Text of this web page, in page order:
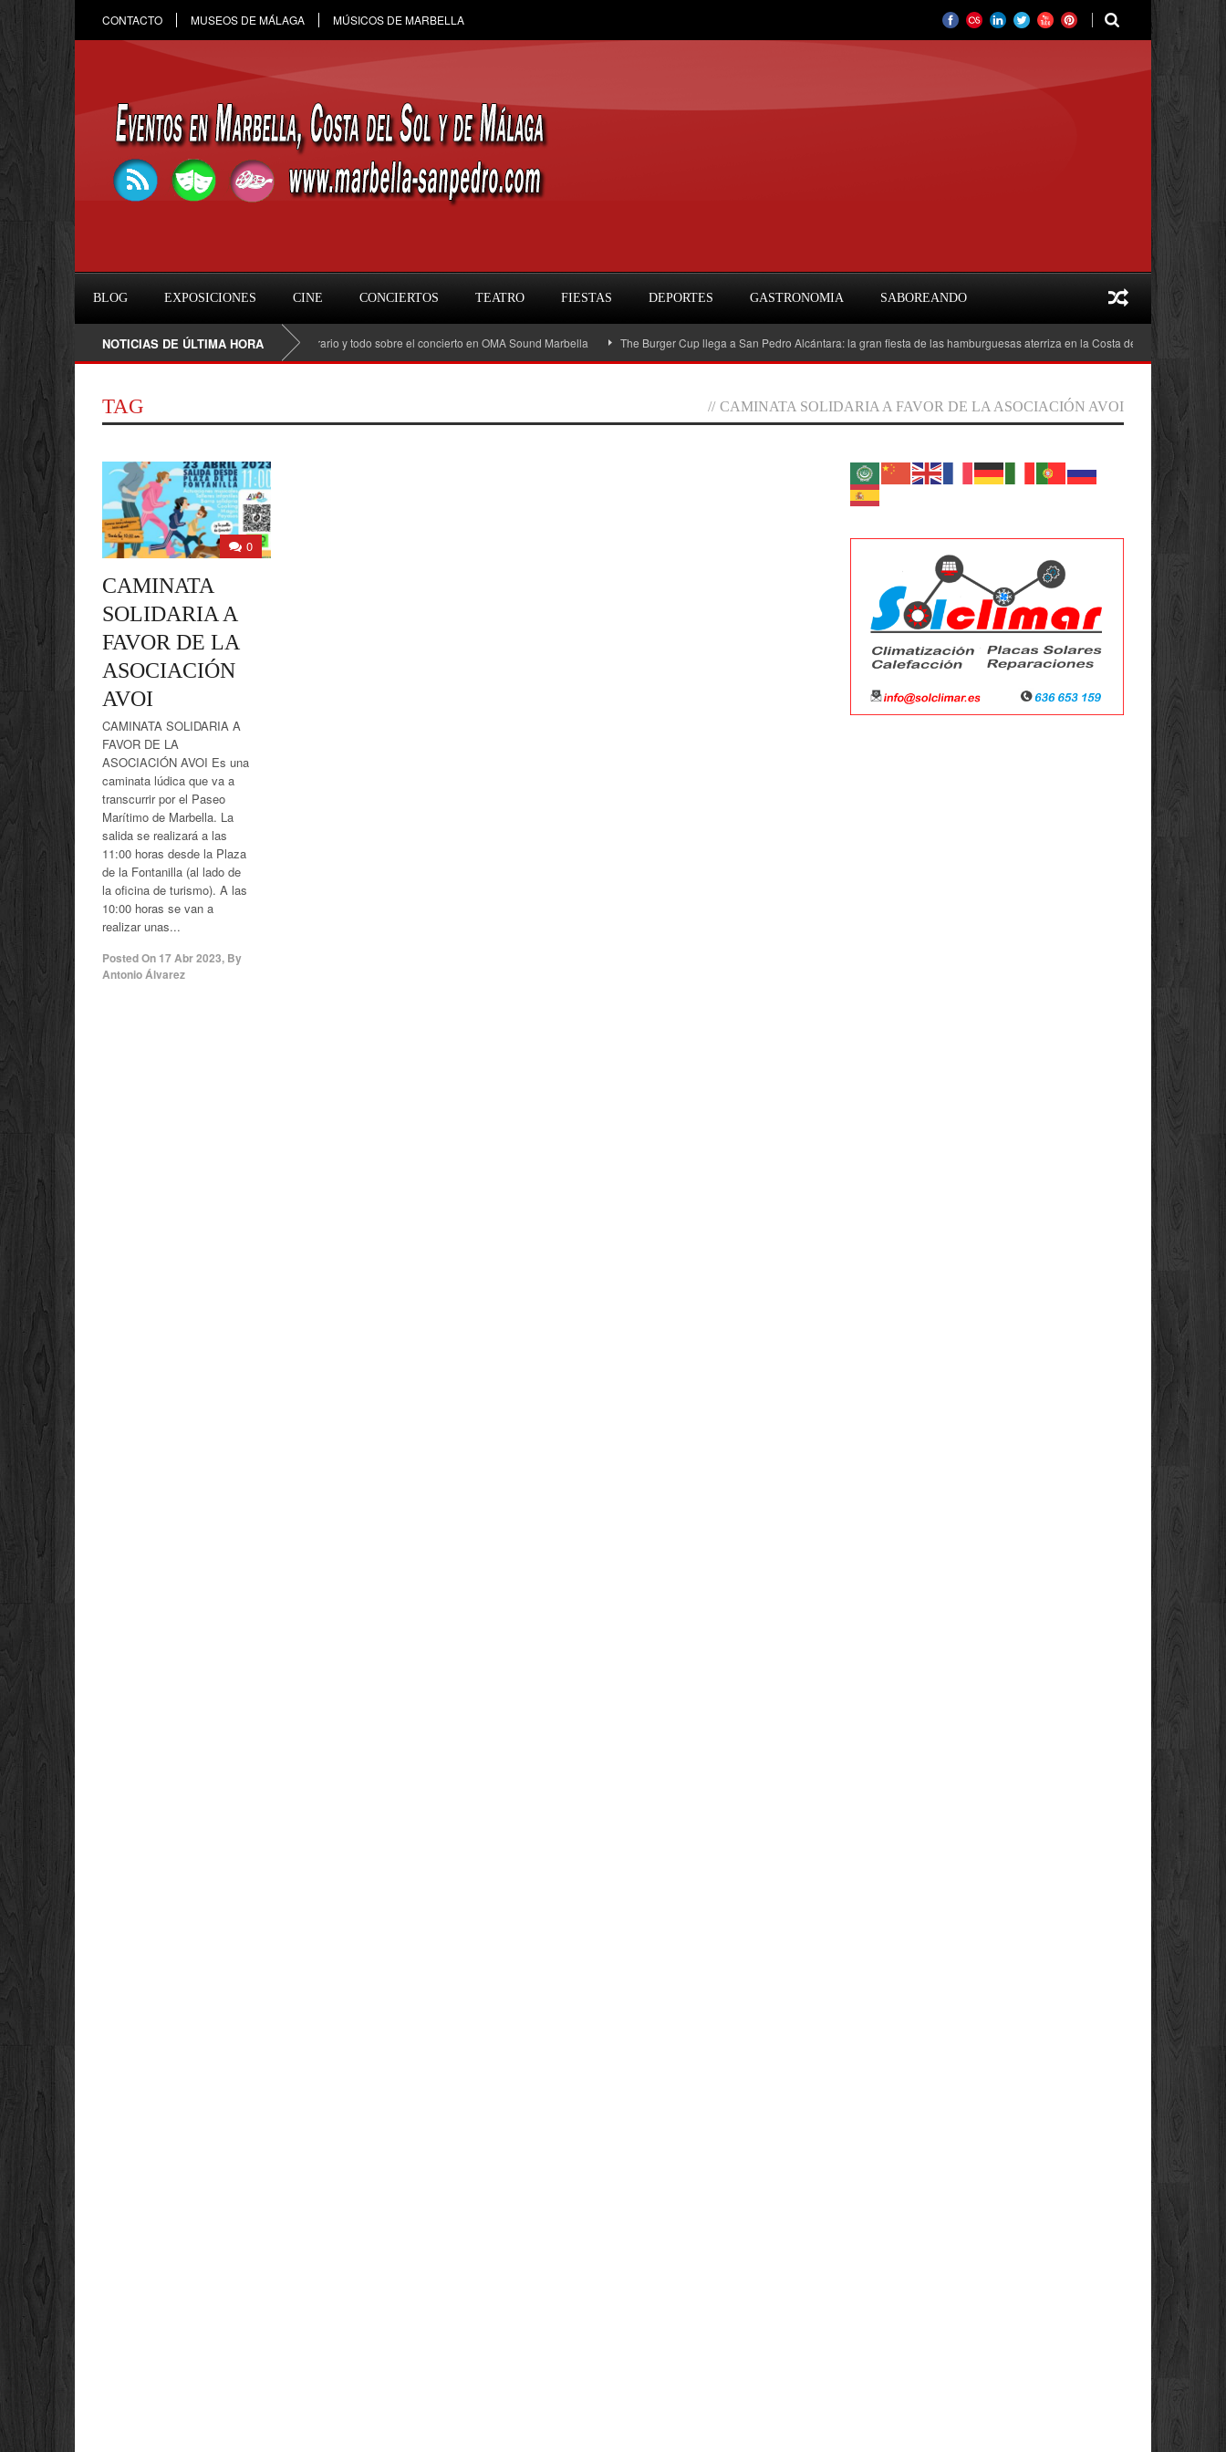
CONTACTO MUSEOS DE MÁLAGA MÚSICOS DE MARBELLA
BLOG EXPOSICIONES CINE CONCIERTOS TEATRO FIESTAS DEPORTES GASTRONOMIA SABOREANDO
NOTICIAS DE ÚLTIMA HORA
Raule en Marbella 2026: fecha, entradas, horario y todo sobre el concierto en OMA Sound Marbella The Burger Cup llega a San Pedro Alcántara: la gran fiesta de las hamburguesas aterriza en la Costa del Sol
TAG // CAMINATA SOLIDARIA A FAVOR DE LA ASOCIACIÓN AVOI
0
CAMINATA
SOLIDARIA A
FAVOR DE LA
ASOCIACIÓN
AVOI
CAMINATA SOLIDARIA A
FAVOR DE LA
ASOCIACIÓN AVOI Es una
caminata lúdica que va a
transcurrir por el Paseo
Marítimo de Marbella. La
salida se realizará a las
11:00 horas desde la Plaza
de la Fontanilla (al lado de
la oficina de turismo). A las
10:00 horas se van a
realizar unas...
Posted On 17 Abr 2023, By
Antonio Álvarez